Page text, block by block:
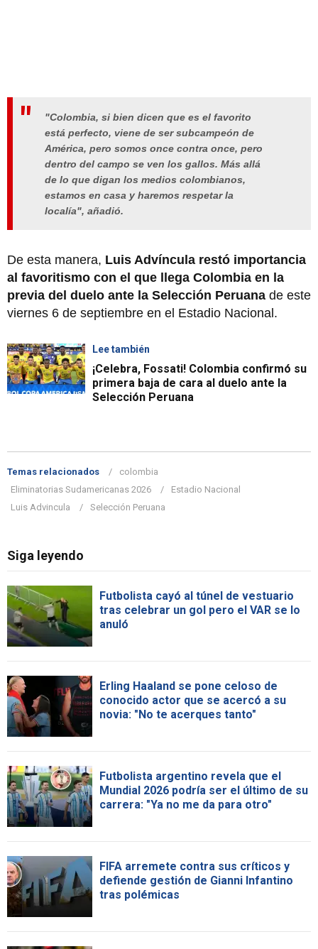
"Colombia, si bien dicen que es el favorito
está perfecto, viene de ser subcampeón de
América, pero somos once contra once, pero
dentro del campo se ven los gallos. Más allá
de lo que digan los medios colombianos,
estamos en casa y haremos respetar la
localía", añadió.
De esta manera, Luis Advíncula restó importancia
al favoritismo con el que llega Colombia en la
previa del duelo ante la Selección Peruana de este
viernes 6 de septiembre en el Estadio Nacional.
Lee también
¡Celebra, Fossati! Colombia confirmó su
primera baja de cara al duelo ante la
Selección Peruana
Temas relacionados
colombia
Eliminatorias Sudamericanas 2026
Estadio Nacional
Luis Advincula
Selección Peruana
Siga leyendo
Futbolista cayó al túnel de vestuario
tras celebrar un gol pero el VAR se lo
anuló
Erling Haaland se pone celoso de
conocido actor que se acercó a su
novia: "No te acerques tanto"
Futbolista argentino revela que el
Mundial 2026 podría ser el último de su
carrera: "Ya no me da para otro"
FIFA arremete contra sus críticos y
defiende gestión de Gianni Infantino
tras polémicas